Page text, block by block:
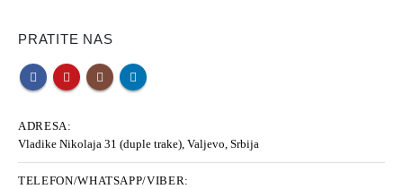
PRATITE NAS
ADRESA:
Vladike Nikolaja 31 (duple trake), Valjevo, Srbija
TELEFON/WHATSAPP/VIBER: